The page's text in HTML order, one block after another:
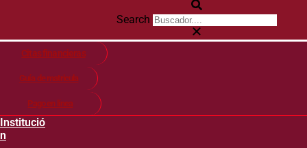
Search
Citas financieras
Guía de matricula
Pago en línea
Institució
n